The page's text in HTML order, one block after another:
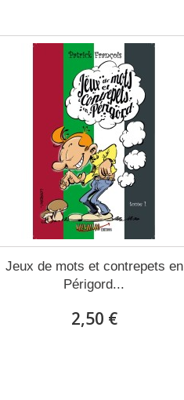
Jeux de mots et contrepets en
Périgord...
2,50 €